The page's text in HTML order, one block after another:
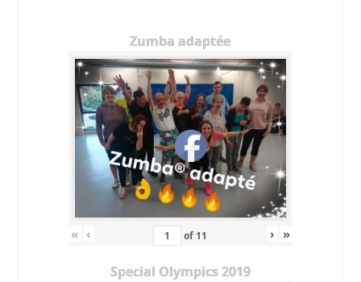
Zumba adaptée
« ‹ of 11 › »
Special Olympics 2019